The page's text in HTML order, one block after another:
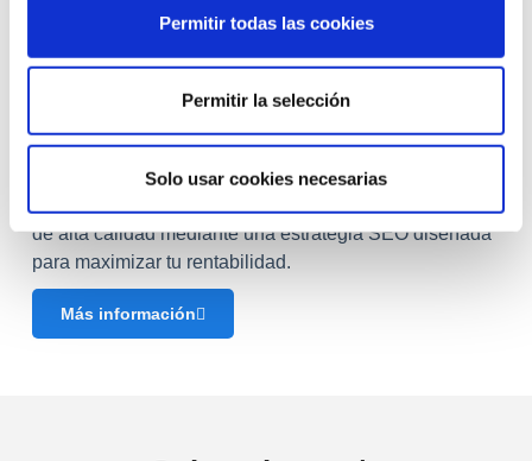
n
Permitir todas las cookies
Permitir la selección
Solo usar cookies necesarias
Estrategias SEO
¿Tu competencia te está superando en Google? En
de alta calidad mediante una estrategia SEO diseñada
para maximizar tu rentabilidad.
Más información